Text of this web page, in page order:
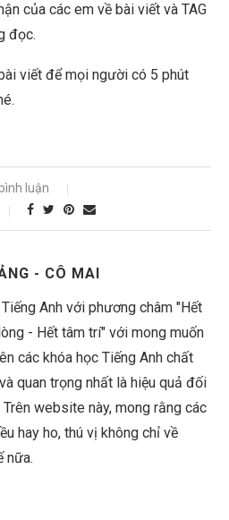
của các em về bài viết và TAG
đọc.
viết để mọi người có 5 phút
luận
- CÔ MAI
Anh với phương châm "Hết
- Hết tâm trí" với mong muốn
các khóa học Tiếng Anh chất
quan trọng nhất là hiệu quả đối
website này, mong rằng các
hay ho, thú vị không chỉ về
nữa.